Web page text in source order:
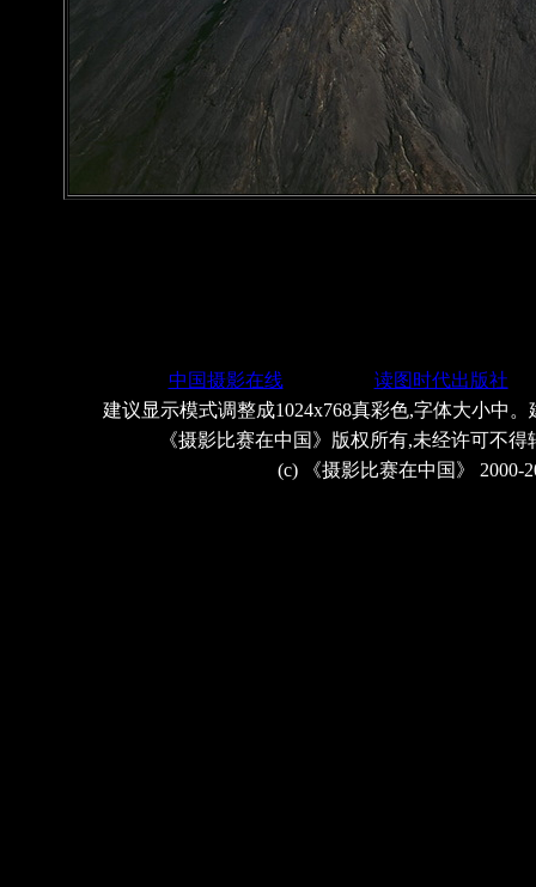
中国摄影在线
读图时代出版社
建议显示模式调整成1024x768真彩色,字体大小中
《摄影比赛在中国》版权所有,未经许可不
(c) 《摄影比赛在中国》 2000-